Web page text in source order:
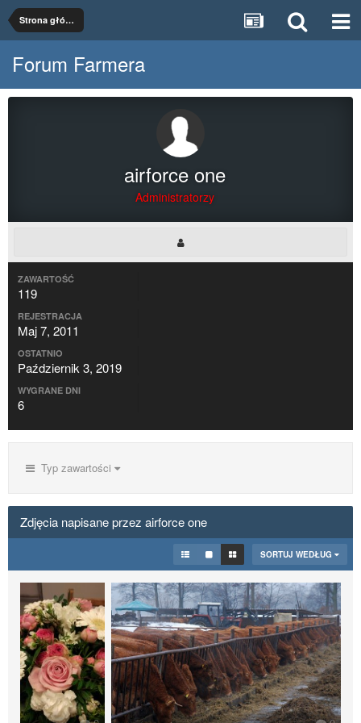
Strona główna
Forum Farmera
airforce one
Administratorzy
ZAWARTOŚĆ
119
REJESTRACJA
Maj 7, 2011
OSTATNIO
Październik 3, 2019
WYGRANE DNI
6
Typ zawartości
Zdjęcia napisane przez airforce one
SORTUJ WEDŁUG